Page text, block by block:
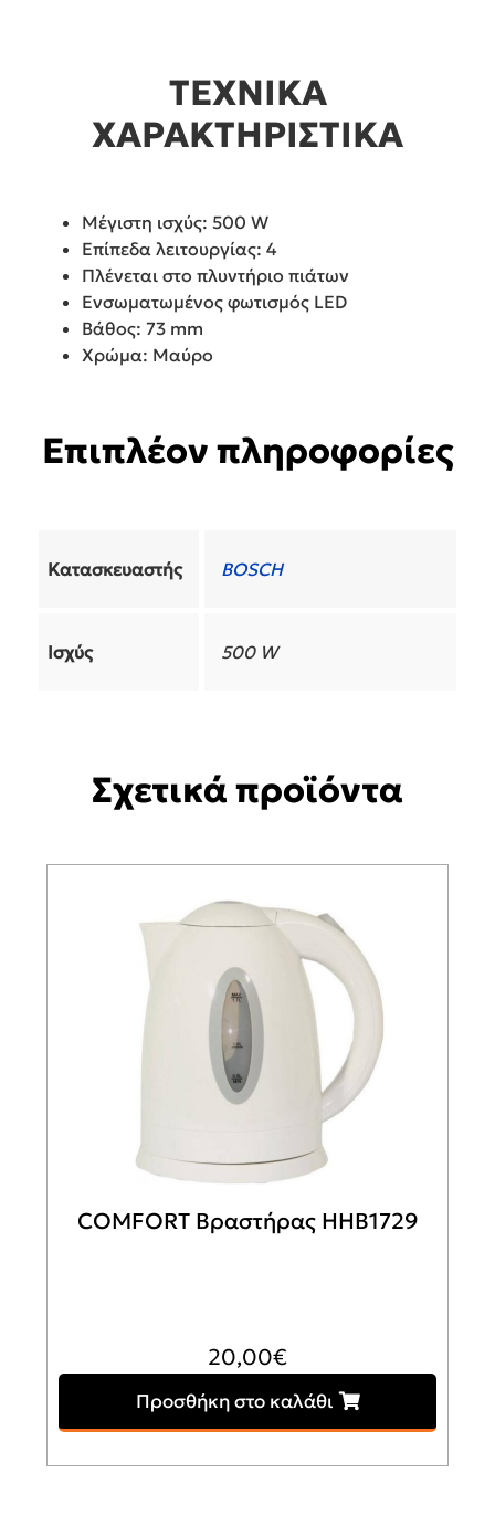
ΤΕΧΝΙΚΑ
ΧΑΡΑΚΤΗΡΙΣΤΙΚΑ
Μέγιστη ισχύς: 500 W
Επίπεδα λειτουργίας: 4
Πλένεται στο πλυντήριο πιάτων
Ενσωματωμένος φωτισμός LED
Βάθος: 73 mm
Χρώμα: Μαύρο
Επιπλέον πληροφορίες
Κατασκευαστής BOSCH
Ισχύς 500 W
Σχετικά προϊόντα
COMFORT Βραστήρας HHB1729
20,00€
Προσθήκη στο καλάθι